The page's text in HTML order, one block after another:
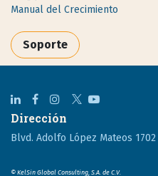
Manual del Crecimiento
Soporte
Dirección
Blvd. Adolfo López Mateos
© KelSin Global Consulting, S.A. de C.V.